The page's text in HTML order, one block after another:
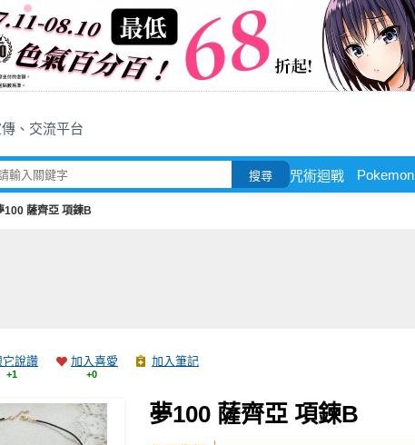
、交流平台
搜尋 咒術迴戰 Pokemon
100 薩齊亞 項鍊B
它說讚
+1
加入喜愛
+0
加入筆記
夢100 薩齊亞 項鍊B